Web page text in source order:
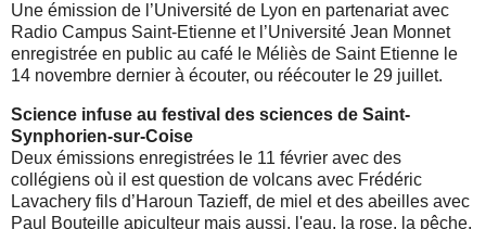
Une émission de l’Université de Lyon en partenariat avec
Radio Campus Saint-Etienne et l’Université Jean Monnet
enregistrée en public au café le Méliès de Saint Etienne le
14 novembre dernier à écouter, ou réécouter le 29 juillet.
Science infuse au festival des sciences de Saint-
Synphorien-sur-Coise
Deux émissions enregistrées le 11 février avec des
collégiens où il est question de volcans avec Frédéric
Lavachery fils d’Haroun Tazieff, de miel et des abeilles avec
Paul Bouteille apiculteur mais aussi, l'eau, la rose, la pêche,